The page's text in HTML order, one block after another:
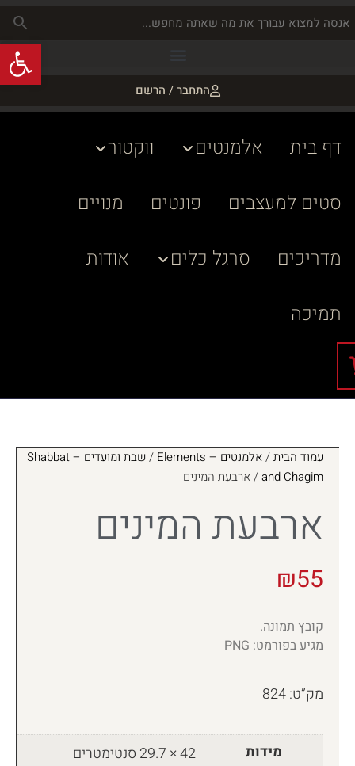
התחבר / הרשם
דף בית אלמנטים
ווקטור
סטים למעצבים
פונטים
מנויים
מדריכים
סרגל כלים
אודות
תמיכה
עמוד הבית/אלמנטים – Elements /
שבת ומועדים – Shabbat
and Chagim/ ארבעת המינים
ארבעת המינים
₪55
קובץ תמונה.
מגיע בפורמט: PNG
מק”ט: 824
מידות 42 × 29.7 סנטימטרים